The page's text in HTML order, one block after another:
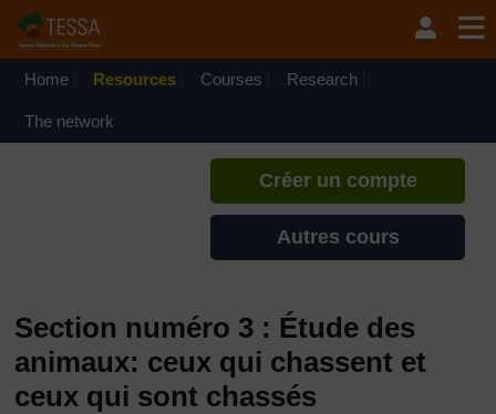
Home Resources Courses Research
The network
Si vous créez un compte, vous
pouvez établir un profil
Créer un compte
Autres cours
Section numéro 3 : Étude des
animaux: ceux qui chassent et
ceux qui sont chassés